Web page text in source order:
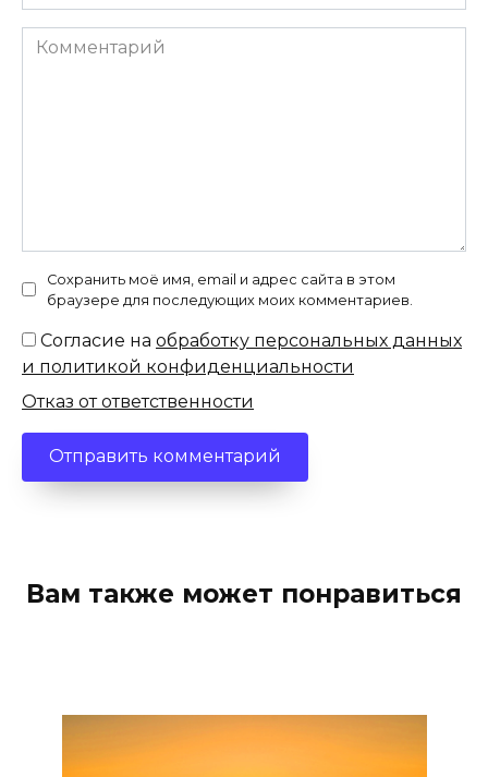
Комментарий
Сохранить моё имя, email и адрес сайта в этом
браузере для последующих моих комментариев.
Согласие на обработку персональных данных
и политикой конфиденциальности
Отказ от ответственности
Вам также может понравиться